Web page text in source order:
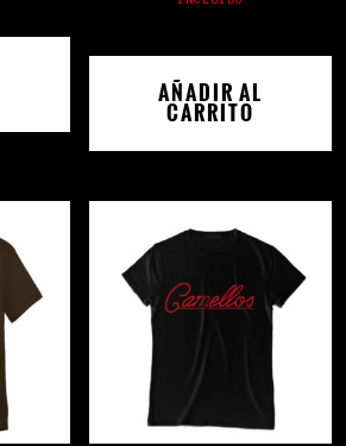
AÑADIR AL
CARRITO